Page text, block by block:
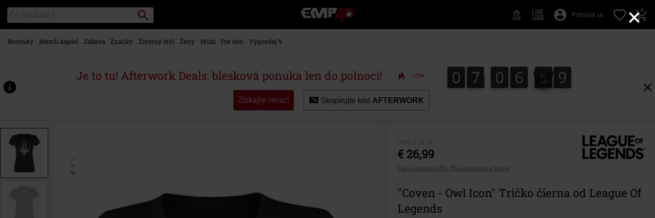
×
na
hlavný
obsah
Katalóg
vyhľadávania
Vyhľadávanie
EMP
-
Hudba,
Merch
hráčov,
Alternatívna
Prihlásiť sa 0
Novinky Merch kapiel Zábava Značky Životný štýl Ženy Muži Pre deti Výpredaj %
Je to tu! Afterwork Deals: blesková ponuka len do polnoci! -15% 0
0 7
7 0
0 6
6 4
5
4 8
9
8
0
9
Získajte teraz! Skopírujte kód AFTERWORK
www.emp-
p/coven-
563292.html
OMC € 29,99
€ 26,99
Ceny vrátane DPH, Plus poštovné a balné
"Coven - Owl Icon" Tričko čierna od League Of
Legends